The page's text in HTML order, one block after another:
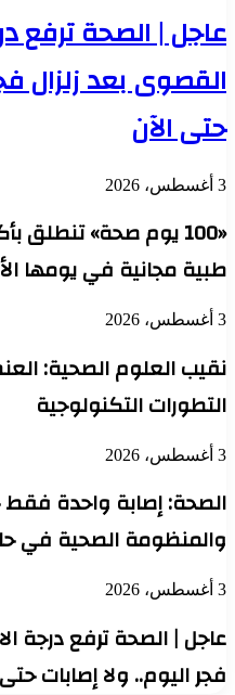
عاجل | الصحة ترفع
القصوى بعد زلزال
حتى الآن
3 أغسطس، 2026
طبية مجانية في يومها
3 أغسطس، 2026
نقيب العلوم الصحية:
التطورات التكنولوجية
3 أغسطس، 2026
الصحة: إصابة واحدة فقط
والمنظومة الصحية في
3 أغسطس، 2026
عاجل | الصحة ترفع درجة
فجر اليوم.. ولا إصابات